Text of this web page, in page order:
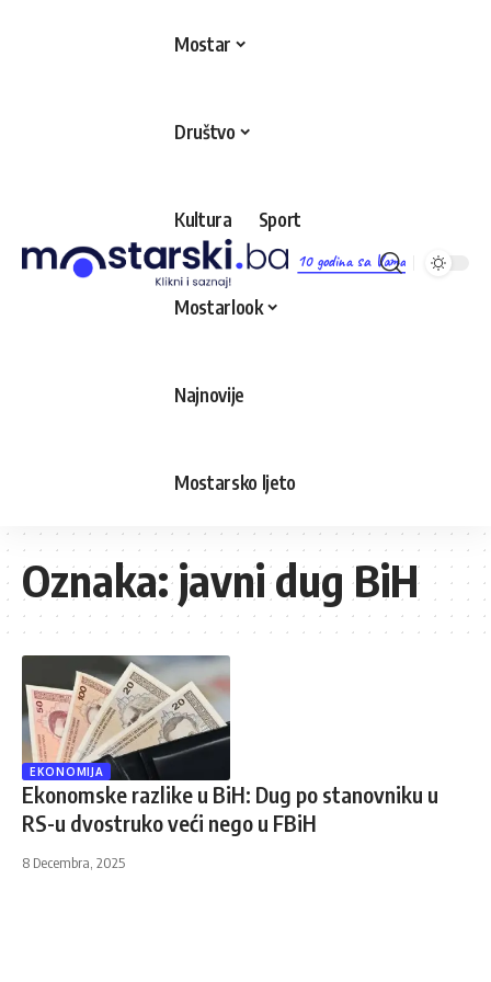
10 godina sa Vama
Mostar
Društvo
Kultura Sport
Mostarlook
Najnovije
Mostarsko ljeto
Oznaka:javni dug BiH
EKONOMIJA
Ekonomske razlike u BiH: Dug po stanovniku u
RS-u dvostruko veći nego u FBiH
8 Decembra, 2025